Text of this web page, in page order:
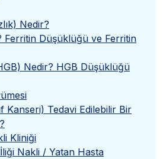
Nedir?
Ferritin Düşüklüğü ve Ferritin
Nedir? HGB Düşüklüğü
Kanseri) Tedavi Edilebilir Bir
Kliniği
Nakli / Yatan Hasta